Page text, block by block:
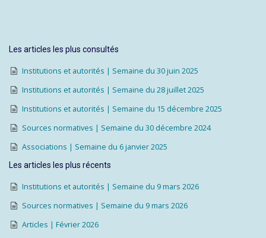
Les articles les plus consultés
Institutions et autorités | Semaine du 30 juin 2025
Institutions et autorités | Semaine du 28 juillet 2025
Institutions et autorités | Semaine du 15 décembre 2025
Sources normatives | Semaine du 30 décembre 2024
Associations | Semaine du 6 janvier 2025
Les articles les plus récents
Institutions et autorités | Semaine du 9 mars 2026
Sources normatives | Semaine du 9 mars 2026
Articles | Février 2026